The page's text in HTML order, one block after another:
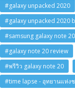
#galaxy unpacked 2020
#galaxy unpacked 2020
#samsung galaxy note
#galaxy note 20 review
#พรีวิว galaxy note 20
#time lapse - อุทยานแห่ง